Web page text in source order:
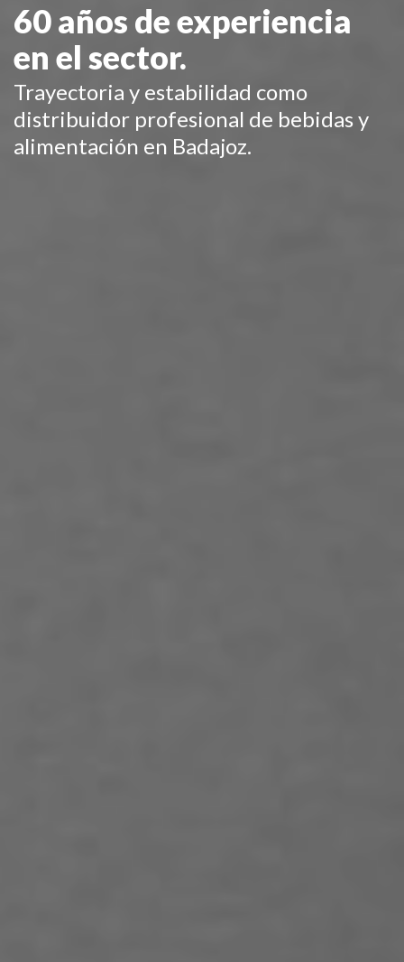
60 años de experiencia
en el sector.
Trayectoria y estabilidad como
distribuidor profesional de bebidas y
alimentación en Badajoz.